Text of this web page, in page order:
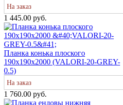
На заказ
1 445.00 руб.
Планка конька плоского
190х190х2000 (VALORI-20-GREY-
0.5)
На заказ
1 760.00 руб.